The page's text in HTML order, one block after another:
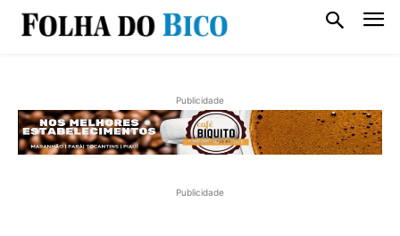
Publicidade
Publicidade